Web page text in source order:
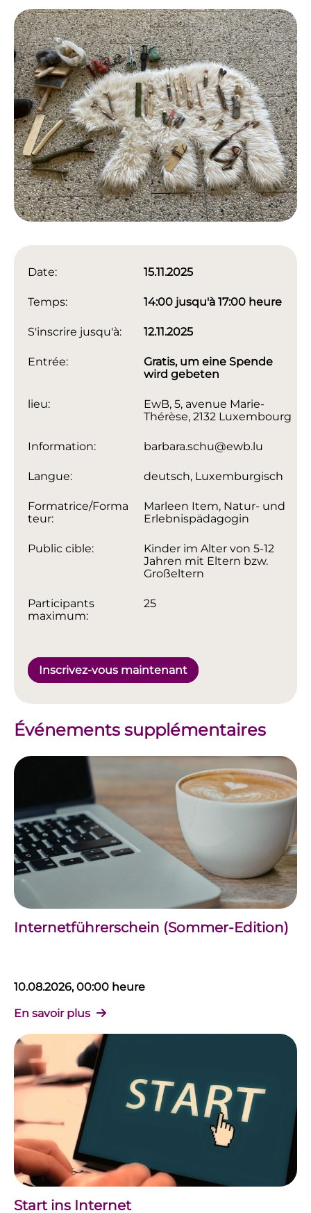
Date: 15.11.2025
Temps: 14:00 jusqu'à 17:00 heure
S'inscrire jusqu'à: 12.11.2025
Entrée:
Gratis, um eine Spende
wird gebeten
lieu:
EwB, 5, avenue Marie-
Thérèse, 2132 Luxembourg
Information: barbara.schu@ewb.lu
Langue: deutsch, Luxemburgisch
Formatrice/Forma
teur:
Marleen Item, Natur- und
Erlebnispädagogin
Public cible:
Kinder im Alter von 5-12
Jahren mit Eltern bzw.
Großeltern
Participants
maximum:
25
Inscrivez-vous maintenant
Événements supplémentaires
Internetführerschein (Sommer-Edition)
10.08.2026, 00:00 heure
En savoir plus
Start ins Internet